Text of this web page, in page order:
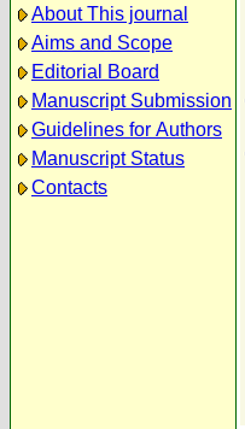
About This journal
Aims and Scope
Editorial Board
Manuscript Submission
Guidelines for Authors
Manuscript Status
Contacts